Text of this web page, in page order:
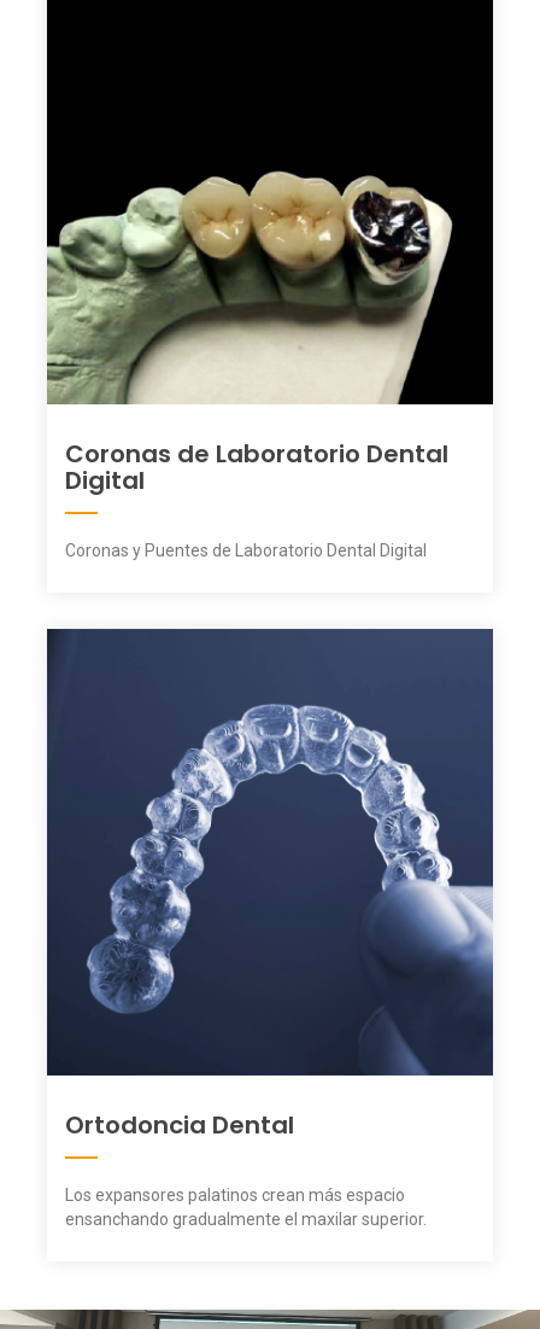
Coronas de Laboratorio Dental
Digital
Coronas y Puentes de Laboratorio Dental Digital
Ortodoncia Dental
Los expansores palatinos crean más espacio
ensanchando gradualmente el maxilar superior.